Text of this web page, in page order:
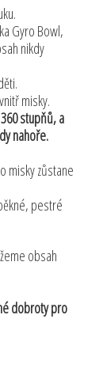
Gyro Bowl,
nikdy
misky.
stupňů, a
nahoře.
misky zůstane
pestré
obsah
dobroty pro